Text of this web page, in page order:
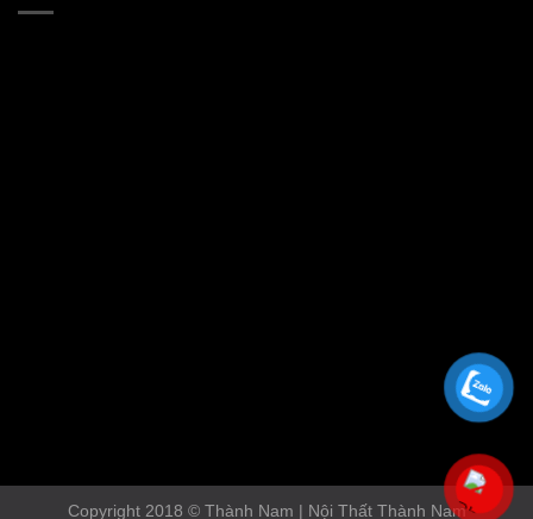
Copyright 2018 © Thành Nam | Nội Thất Thành Nam